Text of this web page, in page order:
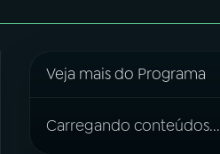
Veja mais do Programa
Carregando conteúdos...